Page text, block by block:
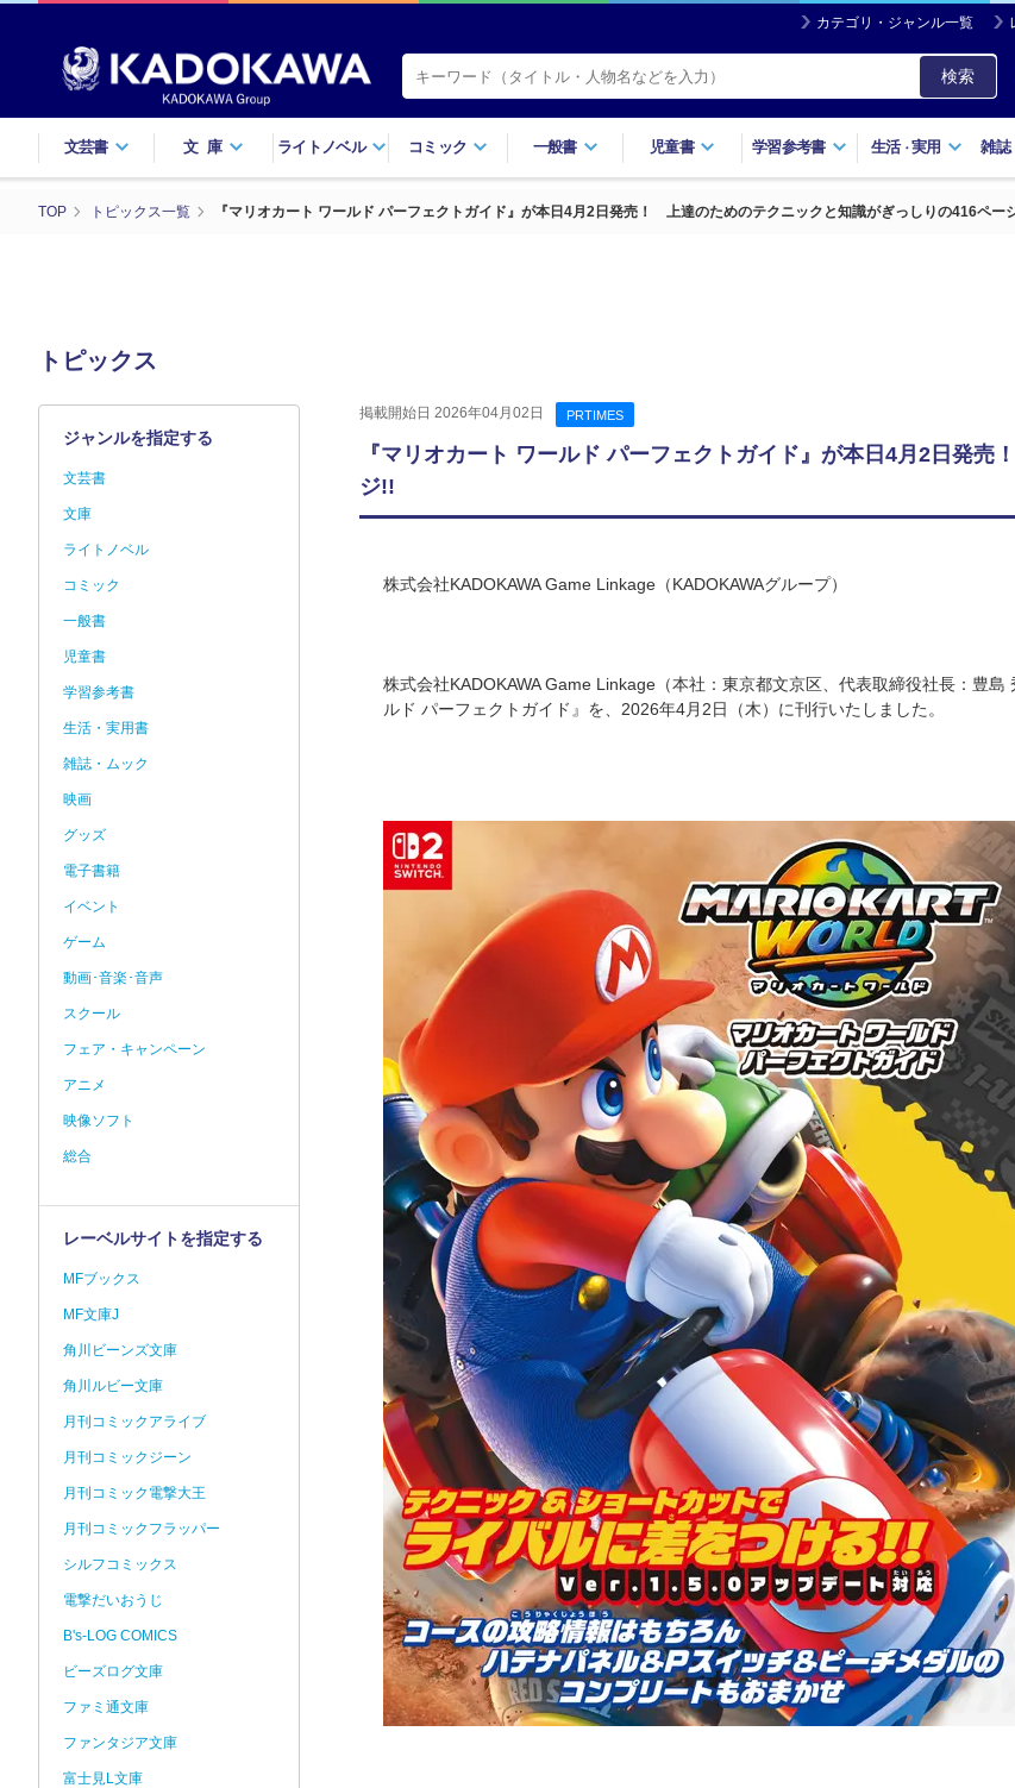
カテゴリ・ジャンル一覧
検索
文芸書 文庫 ライトノベル コミック 一般書 児童書 学習参考書 生活・実用 雑誌
TOP トピックス一覧 『マリオカート ワールド パーフェクトガイド』が本日4月2日発売！ 上達のためのテクニックと知識がぎっしりの416ペー
トピックス
掲載開始日 2026年04月02日 PRTIMES
『マリオカート ワールド パーフェクトガイド』が本日4月2日発
ジ!!
株式会社KADOKAWA Game Linkage（KADOKAWAグループ）
株式会社KADOKAWA Game Linkage（本社：東京都文京区、代表取締役社長：豊
ルド パーフェクトガイド』を、2026年4月2日（木）に刊行いたしました。
ジャンルを指定する
文芸書
文庫
ライトノベル
コミック
一般書
児童書
学習参考書
生活・実用書
雑誌・ムック
映画
グッズ
電子書籍
イベント
ゲーム
動画･音楽･音声
スクール
フェア・キャンペーン
アニメ
映像ソフト
総合
レーベルサイトを指定する
MFブックス
MF文庫J
角川ビーンズ文庫
角川ルビー文庫
月刊コミックアライブ
月刊コミックジーン
月刊コミック電撃大王
月刊コミックフラッパー
シルフコミックス
電撃だいおうじ
B's-LOG COMICS
ビーズログ文庫
ファミ通文庫
ファンタジア文庫
富士見L文庫